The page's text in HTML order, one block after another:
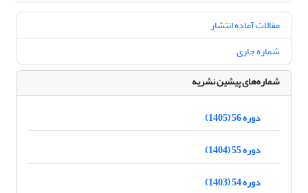
مقالات آماده انتشار
شماره جاری
شماره‌های پیشین نشریه
دوره 56 (1405)
دوره 55 (1404)
دوره 54 (1403)